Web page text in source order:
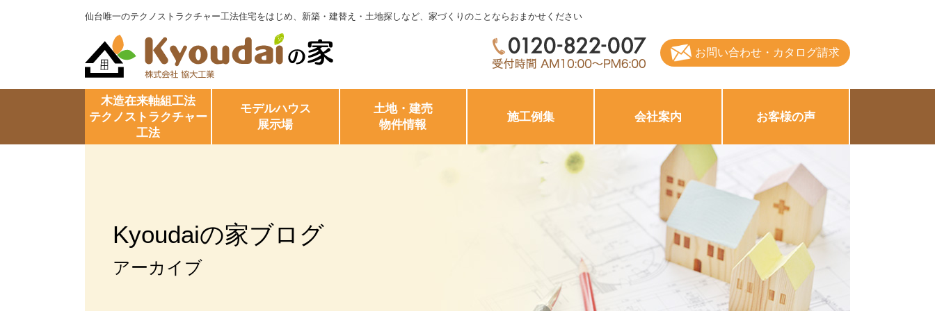
仙台唯一のテクノストラクチャー工法住宅をはじめ、新築・建替え・土地探しなど、家づくりのことならおまかせください
お問い合わせ・カタログ請求
木造在来軸組工法
テクノストラクチャー
工法
モデルハウス
展示場
土地・建売
物件情報
施工例集 会社案内 お客様の声
Kyoudaiの家ブログ
アーカイブ